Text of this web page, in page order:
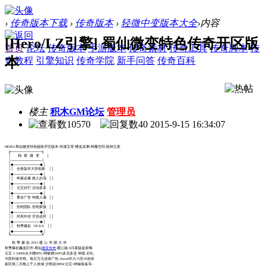
› 传奇版本下载 › 传奇版本 › 轻微中变版本大全›内容
首页 论坛 传奇版本 手游版本 传奇素材 传奇工具 传奇脚本 传
奇教程 引擎知识 传奇学院 新手问答 传奇百科
[Hero/LZ引擎] 蜀仙微变特色传奇开区版
本
楼主 积木GM论坛 管理员
10570
40 2015-9-15 16:34:07
HERO-蜀仙微变特色靓装开区版本-玲珑宝塔-嗜血深渊-神魔空间-龍神之家
╔─────────────╗
│ 独 家 微 变 │
│─────────────│
│◆───────────◆│
││ 全新版本大胆创新 ││
│◆───────────◆│
││ 终极必爆 散人好混 ││
│◆───────────◆│
││ 元宝好打 活动多多 ││
│◆───────────◆│
││ 重金广告 纯散人服 ││
│◆───────────◆│
││ 拒绝团队 拒绝家族 ││
│◆───────────◆│
││ 封死外挂 开挂必封 ││
│◆───────────◆│
││ 秋季爆款 V8.8.8 ││
│◆───────────◆│
╚─────────────╝
秋 季 爆 款 2015 暖 心 华 丽 大 作
秋季爆款飙血巨作-蜀仙微变传奇-暖心版-9月新版提前嗨
元宝 1:10000点卡赠80% 网银赠100%多充多送 神器 好礼
与胜利者共鸣、每日万元连体广告.zhaosf长久15至30连体
新区第二天晚上千人攻城 沙奖励388W元宝+神秘装备等.